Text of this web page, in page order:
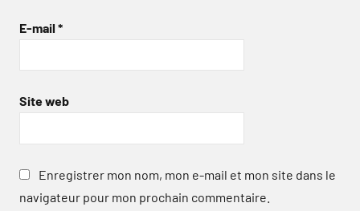
E-mail *
Site web
Enregistrer mon nom, mon e-mail et mon site dans le
navigateur pour mon prochain commentaire.